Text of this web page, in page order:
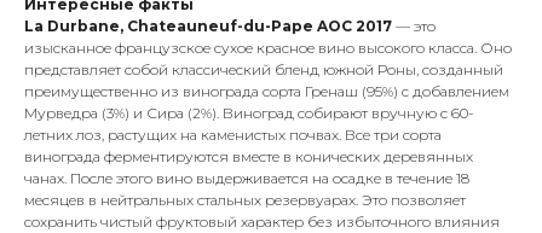
Интересные факты
La Durbane, Chateauneuf-du-Pape AOC 2017 — это
изысканное французское сухое красное вино высокого класса. Оно
представляет собой классический бленд южной Роны, созданный
преимущественно из винограда сорта Гренаш (95%) с добавлением
Мурведра (3%) и Сира (2%). Виноград собирают вручную с 60-
летних лоз, растущих на каменистых почвах. Все три сорта
винограда ферментируются вместе в конических деревянных
чанах. После этого вино выдерживается на осадке в течение 18
месяцев в нейтральных стальных резервуарах. Это позволяет
сохранить чистый фруктовый характер без избыточного влияния